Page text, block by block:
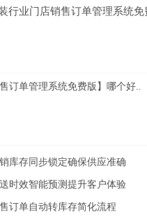
装行业门店销售订单管理系统
订单管理系统免费版】哪个好..
库存同步锁定确保供应准确
时效智能预测提升客户体验
订单自动转库存简化流程